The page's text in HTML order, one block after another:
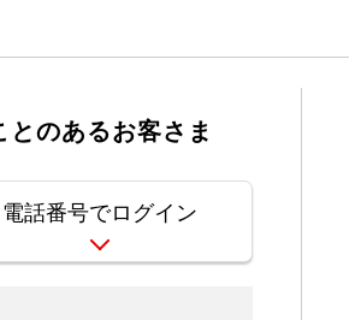
のあるお客さま
電話番号でログイン